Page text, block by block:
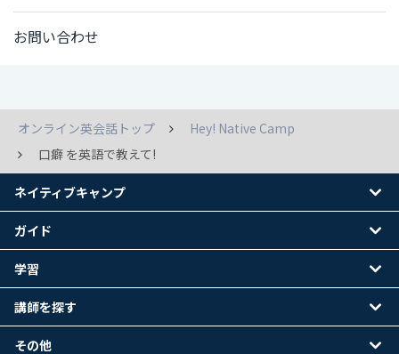
お問い合わせ
オンライン英会話トップ
Hey! Native Camp
口癖 を英語で教えて!
ネイティブキャンプ
ガイド
学習
講師を探す
その他